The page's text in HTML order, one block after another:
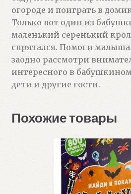
огороде и поиграть в
Только вот один из
маленький серенький
спрятался. Помоги
заодно рассмотри
интересного в
дети и другие гости.
Похожие товары